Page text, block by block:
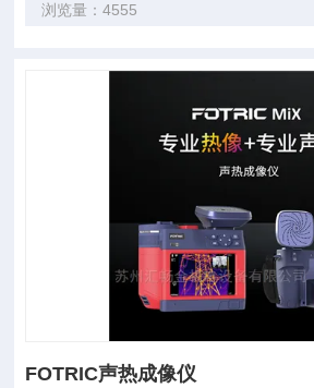
浏览量：4555
FOTRIC声热成像仪